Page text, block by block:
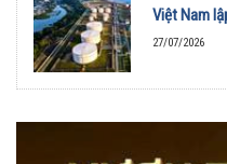
Việt Nam
27/07/2026